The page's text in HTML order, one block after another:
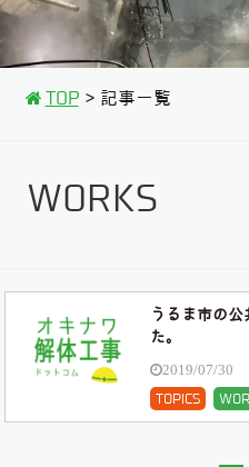
TOP 記事一覧
WORKS
うるま市の
た。
2019/07/30
TOPICS